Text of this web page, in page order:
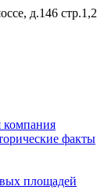
д.146 стр.1,2
факты
площадей